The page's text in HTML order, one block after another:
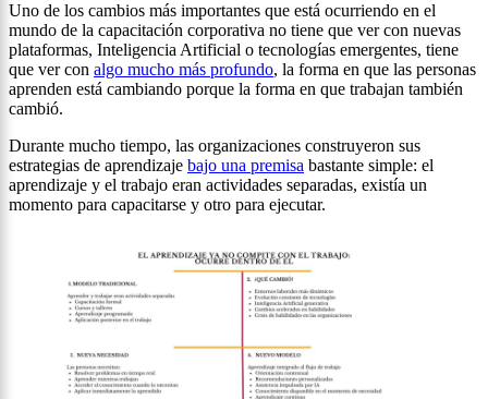
Uno de los cambios más importantes que está ocurriendo en el
mundo de la capacitación corporativa no tiene que ver con nuevas
plataformas, Inteligencia Artificial o tecnologías emergentes, tiene
que ver con algo mucho más profundo, la forma en que las personas
aprenden está cambiando porque la forma en que trabajan también
cambió.
Durante mucho tiempo, las organizaciones construyeron sus
estrategias de aprendizaje bajo una premisa bastante simple: el
aprendizaje y el trabajo eran actividades separadas, existía un
momento para capacitarse y otro para ejecutar.